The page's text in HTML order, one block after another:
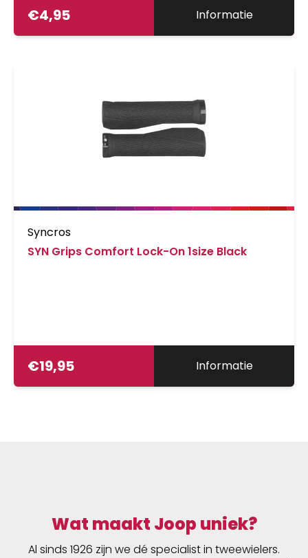
€4,95 Informatie
Syncros
SYN Grips Comfort Lock-On 1size Black
€19,95 Informatie
Wat maakt Joop uniek?
Al sinds 1926 zijn we dé specialist in tweewielers.